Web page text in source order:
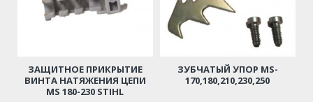
ЗАЩИТНОЕ ПРИКРЫТИЕ
ВИНТА НАТЯЖЕНИЯ ЦЕПИ
MS 180-230 STIHL
ЗУБЧАТЫЙ УПОР MS-
170,180,210,230,250